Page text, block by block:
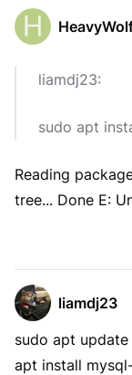
liamdj23:
sudo apt
Reading
tree... Done E:
liamdj23
sudo apt
apt install